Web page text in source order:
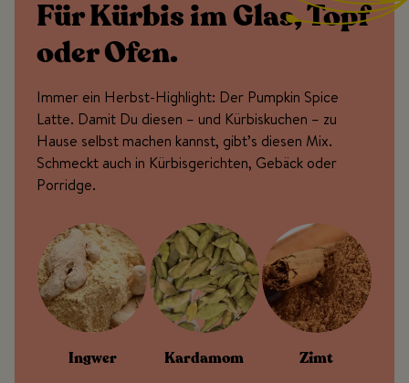
Für Kürbis im Glas, Topf
oder Ofen.
Immer ein Herbst-Highlight: Der Pumpkin Spice
Latte. Damit Du diesen – und Kürbiskuchen – zu
Hause selbst machen kannst, gibt’s diesen Mix.
Schmeckt auch in Kürbisgerichten, Gebäck oder
Porridge.
Ingwer Kardamom Zimt